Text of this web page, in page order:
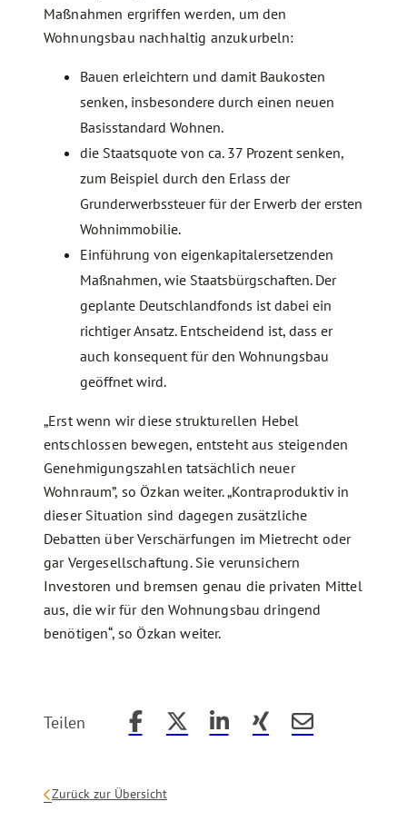
Maßnahmen ergriffen werden, um den
Wohnungsbau nachhaltig anzukurbeln:
Bauen erleichtern und damit Baukosten
senken, insbesondere durch einen neuen
Basisstandard Wohnen.
die Staatsquote von ca. 37 Prozent senken,
zum Beispiel durch den Erlass der
Grunderwerbssteuer für der Erwerb der ersten
Wohnimmobilie.
Einführung von eigenkapitalersetzenden
Maßnahmen, wie Staatsbürgschaften. Der
geplante Deutschlandfonds ist dabei ein
richtiger Ansatz. Entscheidend ist, dass er
auch konsequent für den Wohnungsbau
geöffnet wird.
„Erst wenn wir diese strukturellen Hebel
entschlossen bewegen, entsteht aus steigenden
Genehmigungszahlen tatsächlich neuer
Wohnraum”, so Özkan weiter. „Kontraproduktiv in
dieser Situation sind dagegen zusätzliche
Debatten über Verschärfungen im Mietrecht oder
gar Vergesellschaftung. Sie verunsichern
Investoren und bremsen genau die privaten Mittel
aus, die wir für den Wohnungsbau dringend
benötigen“, so Özkan weiter.
Teilen Beitrag auf Facebook teilen
Beitrag auf X teilen
Beitrag auf LinkedIn teilen
Beitrag auf Xing teilen
Beitrag per
Zurück zur Übersicht